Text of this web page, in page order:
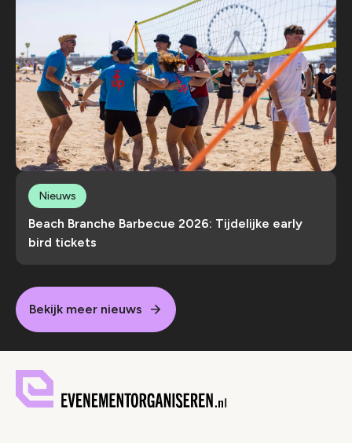
Beach Branche Barbecue 2026: Tijdelijke early
bird tickets
Nieuws
Bekijk meer nieuws